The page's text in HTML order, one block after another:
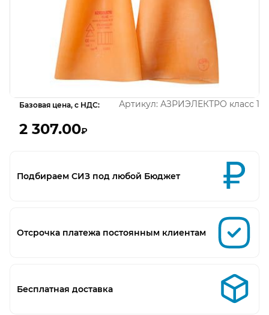
Открыть изображение
Базовая цена, с НДС:
2 307.00₽
Артикул: АЗРИЭЛЕКТРО класс 1
Подбираем СИЗ под любой Бюджет
Отсрочка платежа постоянным клиентам
Бесплатная доставка